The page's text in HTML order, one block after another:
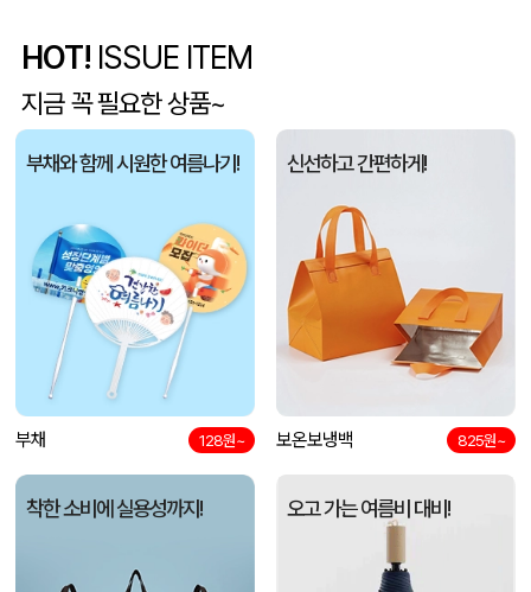
신OO 폴리고무밴드담요 (100*75cm)
김OO [프롬네이쳐] 친환경 커피가루 우디 핸들 텀블러 750ml 08-06
여OO 모두애 LED 키캡 키링 굿즈
KOO [주문제작] 에코백 맞춤 제작 서비스 08-06
선OO 08-06
한OO 미니형 미니고급형 부직포가방 08-06
이OO 자바 제트라인베이비 (0.38mm)(자바공식인증대리점) 08-06
HOT! ISSUE ITEM
지금 꼭 필요한 상품~
부채와 함께 시원한 여름나기!
부채 128원~
신선하고 간편하게!
보온보냉백 825원~
착한 소비에 실용성까지! 오고 가는 여름비 대비!